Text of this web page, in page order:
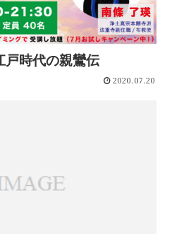
戸時代の親鸞伝
2020.07.20